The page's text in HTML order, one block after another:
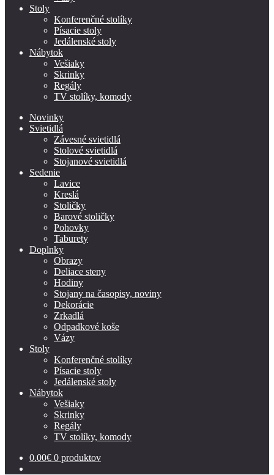
Stoly
Konferenčné stolíky
Písacie stoly
Jedálenské stoly
Nábytok
Vešiaky
Skrinky
Regály
TV stolíky, komody
Novinky
Svietidlá
Závesné svietidlá
Stolové svietidlá
Stojanové svietidlá
Sedenie
Lavice
Kreslá
Stoličky
Barové stoličky
Pohovky
Taburety
Doplnky
Obrazy
Deliace steny
Hodiny
Stojany na časopisy, noviny
Dekorácie
Zrkadlá
Odpadkové koše
Vázy
Stoly
Konferenčné stolíky
Písacie stoly
Jedálenské stoly
Nábytok
Vešiaky
Skrinky
Regály
TV stolíky, komody
0.00€ 0 produktov